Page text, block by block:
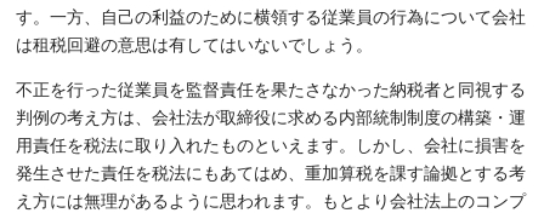
す。一方、自己の利益のために横領する従業員の行為について会社
は租税回避の意思は有してはいないでしょう。
不正を行った従業員を監督責任を果たさなかった納税者と同視する
判例の考え方は、会社法が取締役に求める内部統制制度の構築・運
用責任を税法に取り入れたものといえます。しかし、会社に損害を
発生させた責任を税法にもあてはめ、重加算税を課す論拠とする考
え方には無理があるように思われます。もとより会社法上のコンプ